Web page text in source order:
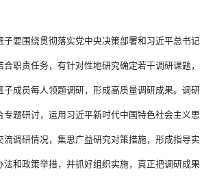
子要围绕贯彻落实党中央决策部署和习近平总书记
职责任务，有针对性地研究确定若干调研课题，
子成员每人领题调研，形成高质量调研成果。调研
专题研讨，运用习近平新时代中国特色社会主义思
流调研情况，集思广益研究对策措施，形成指导实
法和政策举措，并抓好组织实施，真正把调研成果